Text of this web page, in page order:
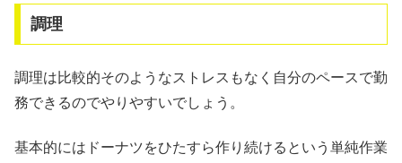
調理
調理は比較的そのようなストレスもなく自分のペースで勤
務できるのでやりやすいでしょう。
基本的にはドーナツをひたすら作り続けるという単純作業